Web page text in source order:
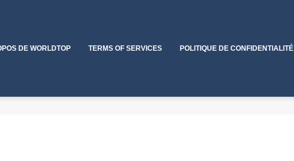
DE WORLDTOP TERMS OF SERVICES POLITIQUE DE CONFIDENTIALITÉ